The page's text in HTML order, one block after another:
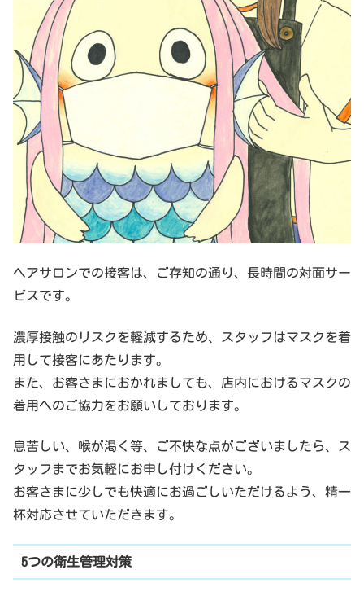
ヘアサロンでの接客は、ご存知の通り、長時間の対面サー
ビスです。
濃厚接触のリスクを軽減するため、スタッフはマスクを着
用して接客にあたります。
また、お客さまにおかれましても、店内におけるマスクの
着用へのご協力をお願いしております。
息苦しい、喉が渇く等、ご不快な点がございましたら、ス
タッフまでお気軽にお申し付けください。
お客さまに少しでも快適にお過ごしいただけるよう、精一
杯対応させていただきます。
5つの衛生管理対策